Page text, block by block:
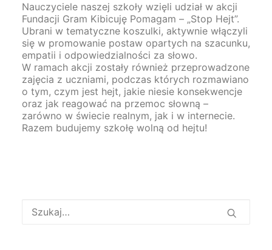
Nauczyciele naszej szkoły wzięli udział w akcji
Fundacji Gram Kibicuję Pomagam – „Stop Hejt”.
Ubrani w tematyczne koszulki, aktywnie włączyli
się w promowanie postaw opartych na szacunku,
empatii i odpowiedzialności za słowo.
W ramach akcji zostały również przeprowadzone
zajęcia z uczniami, podczas których rozmawiano
o tym, czym jest hejt, jakie niesie konsekwencje
oraz jak reagować na przemoc słowną –
zarówno w świecie realnym, jak i w internecie.
Razem budujemy szkołę wolną od hejtu!